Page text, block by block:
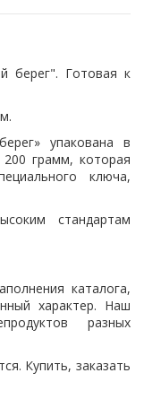
берег". Готовая к
упакована в
грамм, которая
ключа,
стандартам
каталога,
характер. Наш
разных
Купить, заказать